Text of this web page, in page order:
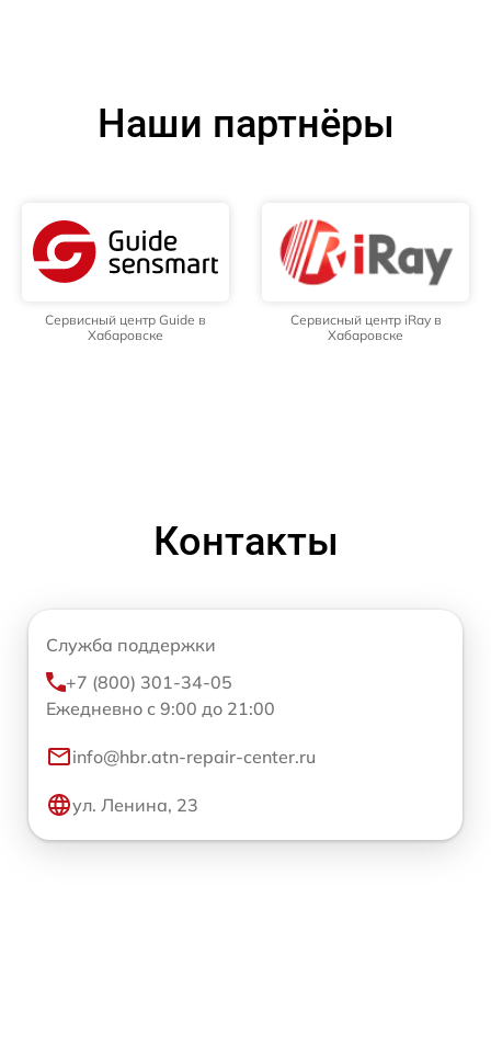
Наши партнёры
Сервисный центр Guide в
Хабаровске
Сервисный центр iRay в
Хабаровске
Контакты
Служба поддержки
+7 (800) 301-34-05
Ежедневно с 9:00 до 21:00
info@hbr.atn-repair-center.ru
ул. Ленина, 23